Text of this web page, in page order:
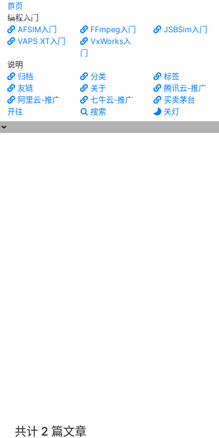
食铁兽
首页
编程入门
AFSIM入门
FFmpeg入门
JSBSim入门
VAPS XT入门
VxWorks入
门
说明
归档
分类
标签
友链
关于
腾讯云-推广
阿里云-推广
七牛云-推广
买卖茅台
开往
搜索 关灯
共计 2 篇文章